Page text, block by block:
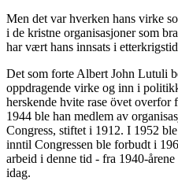
Men det var hverken hans virke
i de kristne organisasjoner som
har vært hans innsats i
Det som forte Albert John Lutuli
oppdragende virke og inn i
herskende hvite rase övet
1944 ble han medlem av
Congress, stiftet i 1912. I 1952
inntil Congressen ble forbudt i
arbeid i denne tid - fra 1940-
idag.